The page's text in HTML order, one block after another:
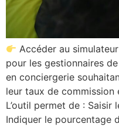
Accéder au
pour les gestionnaires
en conciergerie
leur taux de
L’outil permet de :
Indiquer le pourcentage